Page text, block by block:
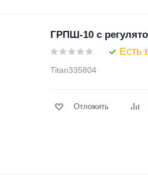
ГРПШ-10 с
Есть
Titan335804
Отложить